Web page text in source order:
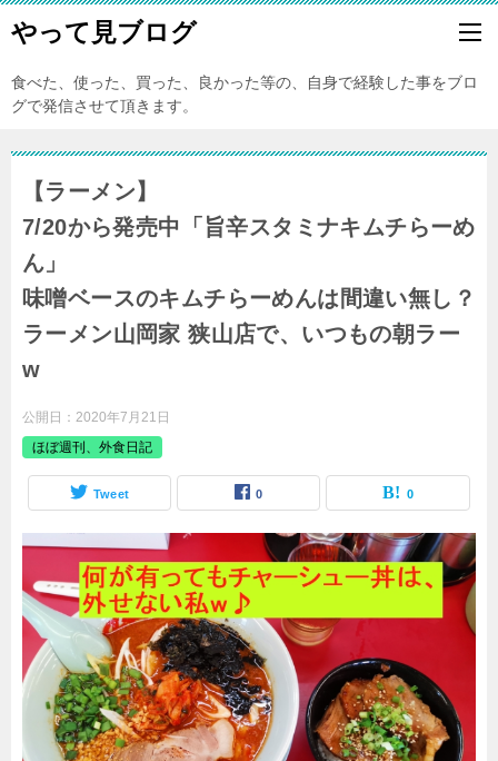
やって見ブログ
食べた、使った、買った、良かった等の、自身で経験した事をブロ
グで発信させて頂きます。
【ラーメン】
7/20から発売中「旨辛スタミナキムチらーめ
ん」
味噌ベースのキムチらーめんは間違い無し？
ラーメン山岡家 狭山店で、いつもの朝ラー
w
公開日： 2020年7月21日
ほぼ週刊、外食日記
Tweet 0 0